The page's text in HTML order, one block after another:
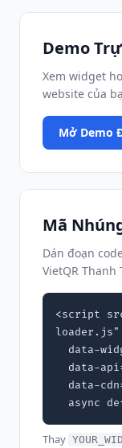
Demo
Xem widget
website của
Mở Demo
Mã
Dán đoạn
VietQR Thanh
<script
loader.js"
async
Thay